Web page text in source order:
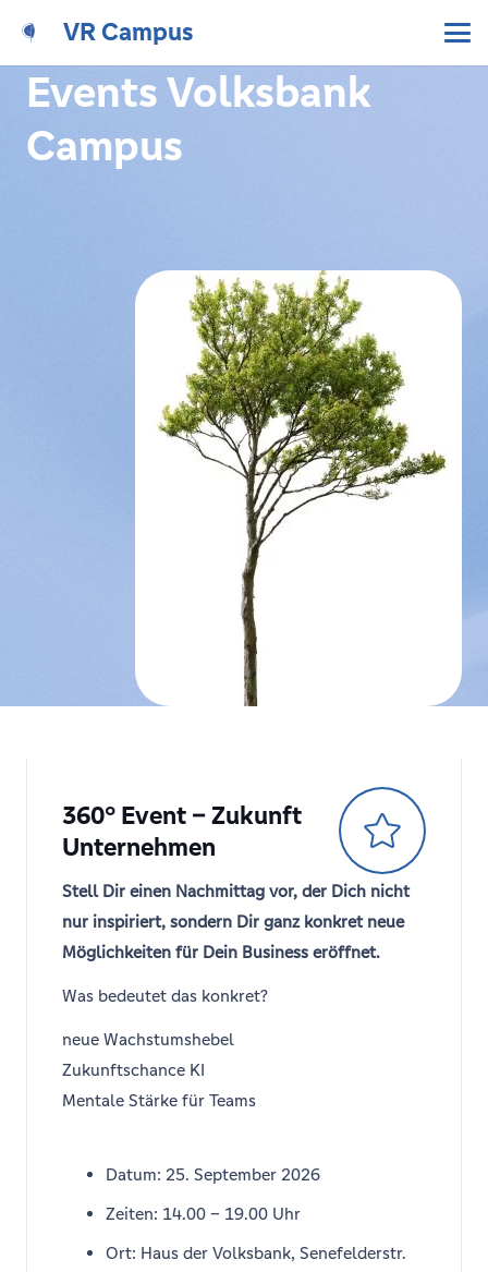
VR Campus
Events Volksbank
Campus
360° Event – Zukunft
Unternehmen
Stell Dir einen Nachmittag vor, der Dich nicht
nur inspiriert, sondern Dir ganz konkret neue
Möglichkeiten für Dein Business eröffnet.
Was bedeutet das konkret?
neue Wachstumshebel
Zukunftschance KI
Mentale Stärke für Teams
Datum: 25. September 2026
Zeiten: 14.00 – 19.00 Uhr
Ort: Haus der Volksbank, Senefelderstr.